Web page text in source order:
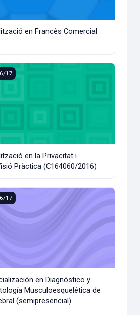
en Francès Comercial
en la Privacitat i l'Empresa. Una
17
en la Privacitat i
Pràctica (C164060/2016)
en Diagnóstico y Gestión de la
17
en Diagnóstico y
Musculoesquelética de
(semipresencial)